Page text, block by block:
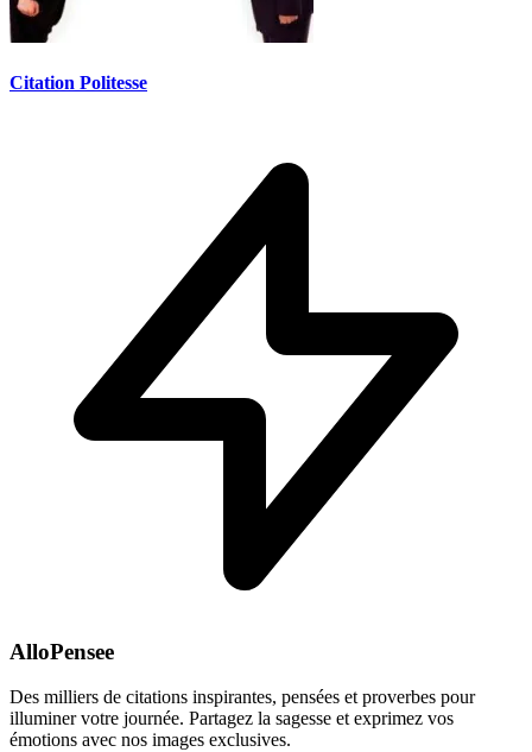
Citation Politesse
AlloPensee
Des milliers de citations inspirantes, pensées et proverbes pour
illuminer votre journée. Partagez la sagesse et exprimez vos
émotions avec nos images exclusives.